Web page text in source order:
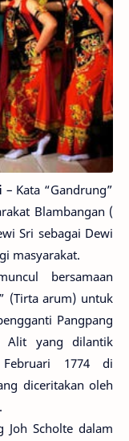
– Kata “Gandrung”
Blambangan (
Sri sebagai Dewi
masyarakat.
bersamaan
(Tirta arum) untuk
Pangpang
Alit yang dilantik
1774 di
diceritakan oleh
Joh Scholte dalam